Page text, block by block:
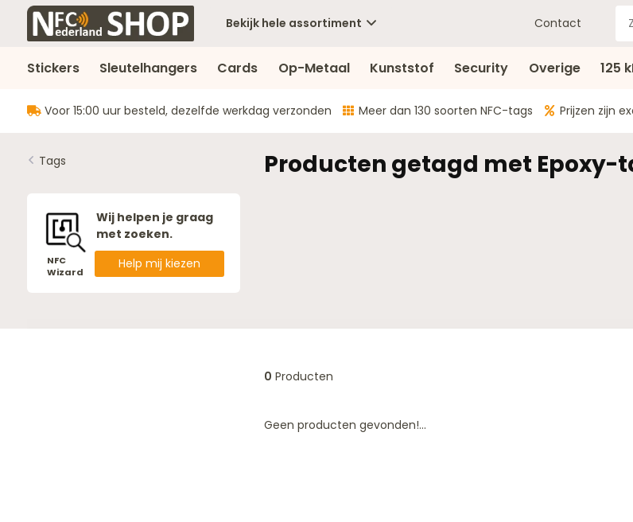
Bekijk hele assortiment Contact
Stickers Sleutelhangers Cards Op-Metaal Kunststof Security Overige 125
Voor 15:00 uur besteld, dezelfde werkdag verzonden Meer dan 130 soorten NFC-tags Prijzen zijn
Tags
Wij helpen je graag
met zoeken.
NFC
Wizard
Help mij kiezen
Producten getagd met Epoxy-
0 Producten
Geen producten gevonden!...